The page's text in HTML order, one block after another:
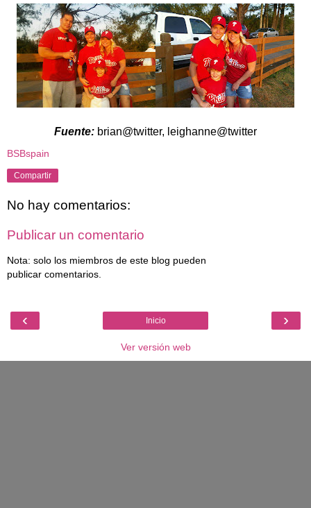
Fuente: brian@twitter, leighanne@twitter
BSBspain
Compartir
No hay comentarios:
Publicar un comentario
Nota: solo los miembros de este blog pueden
publicar comentarios.
‹ ›
Inicio
Ver versión web